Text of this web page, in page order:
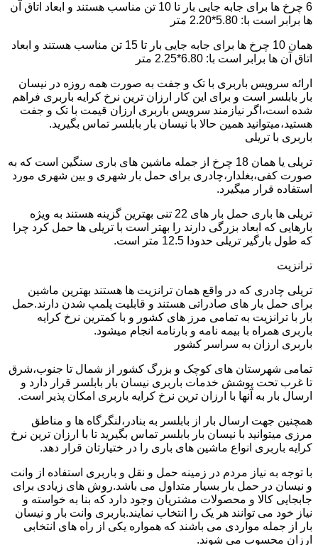
6 چرخ ها برای جابه جایی بار تا 10 تن مناسب هستند و ابعاد اتاق آن
ها برابر است با: 5.80*2.20 متر
همان 10 چرخ ها برای جابه جایی بار تا 15 تن مناسب هستند و ابعاد
اتاق آن ها برابر است با: 6.80*2.25 متر
ارائه سرویس باربری با تک و جفت به صورت همه روزه در نیسان
بار بابلسر است و برای این کار ارزان ترین نرخ کرایه باربری فراهم
شده است،اگر نیازمند سرویس باربری ارزان قیمت با تک و جفت
هستید،میتوانید همین حالا با نیسان بار بابلسر تماس بگیرید.
باربری با تریلی
تریلی یا همان 18 چرخ از جمله ماشین های باری سنگین است که به
صورت کفی،بغلدار،چادری برای حمل بار شهری و بین شهری مورد
استفاده قرار میگیرد.
تریلی ها باری حمل بار های 22 تنی بهترین گزینه هستند به ویژه
بارهایی که ابعاد بزرگی دارند را بهتر است با تریلی ها حمل کرد چرا
که طول بارگیر تریلی حدودا 12.5 متر است.
ترانزیت
تریلی چادری که در واقع همان ترانزیت ها هستند بهترین ماشین
برای حمل بار های صادراتی هستند و قابلیت پلمپ شدن دارند.حمل
بار با ترانزیت به تمامی مرز های کشور و با کمترین نرخ کرایه
باربری همراه با بیمه نامه و بارنامه انجام میشود.
باربری ارزان به سراسر کشور
تمامی شهرستان های کوچک و بزرگ کشور از شمال تا جنوب،شرق
تا غرب تحت پوشش خدمات باربری نیسان بار بابلسر قرار دارد و
ارسال بار به آنها با ارزان ترین نرخ کرایه باربری امکان پذیر است.
همچنین جهت ارسال بار از بابلسر به بنادر،لنگرگاه ها و مناطق
مرزی میتوانید با نیسان بار بابلسر تماس بگیرید تا با ارزان ترین نرخ
کرایه باربری انواع ماشین های باری را در ختیارتان قرار دهد.
با توجه به نیاز مردم در زمینه حمل و نقل و باربری استفاده از وانت
و نیسان در حمل بار بسیار متداول می باشد.روش های زیادی برای
جابجایی کالا و محصولات مشتریان وجود دارد که بنا به خواسته و
نیاز خود می توانند هر یک را انتخاب نمایند.باربری وانت بار و نیسان
بار از جمله مواردی می باشند که همواره یکی از راه های انتخابی
ارزان محسوب می شوند.